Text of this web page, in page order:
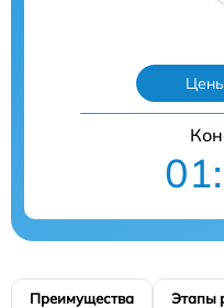
Преимущества Этапы